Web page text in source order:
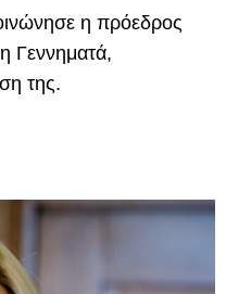
η πρόεδρος
Γεννηματά,
της.